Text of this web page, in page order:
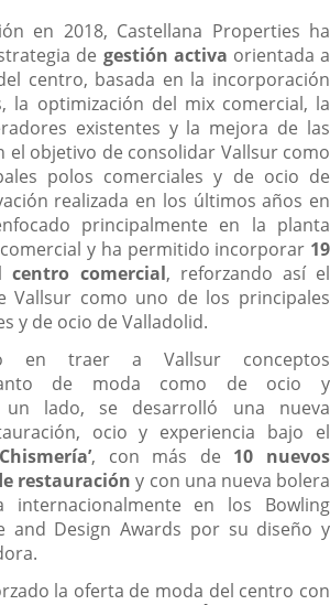
en 2018, Castellana Properties ha
de gestión activa orientada a
centro, basada en la incorporación
la optimización del mix comercial, la
existentes y la mejora de las
el objetivo de consolidar Vallsur como
polos comerciales y de ocio de
realizada en los últimos años en
principalmente en la planta
y ha permitido incorporar 19
centro comercial, reforzando así el
Vallsur como uno de los principales
y de ocio de Valladolid.
en traer a Vallsur conceptos
tanto de moda como de ocio y
un lado, se desarrolló una nueva
ocio y experiencia bajo el
, con más de 10 nuevos
restauracióny con una nueva bolera
internacionalmente en los Bowling
and Design Awards por su diseño y
la oferta de moda del centro con